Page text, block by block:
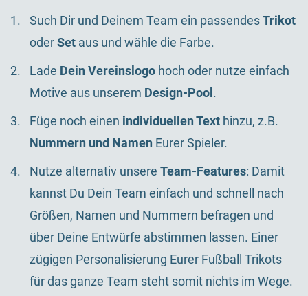
Such Dir und Deinem Team ein passendesTrikot
oderSet aus und wähle die Farbe.
Lade Dein Vereinslogo hoch oder nutze einfach
Motive aus unserem Design-Pool .
Füge noch einen individuellen Text hinzu, z.B.
Nummern und Namen Eurer Spieler.
Nutze alternativ unsere Team-Features: Damit
kannst Du Dein Team einfach und schnell nach
Größen, Namen und Nummern befragen und
über Deine Entwürfe abstimmen lassen. Einer
zügigen Personalisierung Eurer Fußball Trikots
für das ganze Team steht somit nichts im Wege.